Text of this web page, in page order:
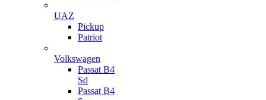
UAZ
Pickup
Patriot
Volkswagen
Passat B4
Sd
Passat B4